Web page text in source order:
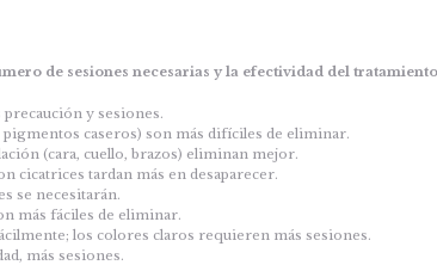
de sesiones necesarias y la efectividad del tratamiento
y sesiones.
pigmentos caseros) son más difíciles de eliminar.
(cara, cuello, brazos) eliminan mejor.
cicatrices tardan más en desaparecer.
se necesitarán.
más fáciles de eliminar.
los colores claros requieren más sesiones.
más sesiones.